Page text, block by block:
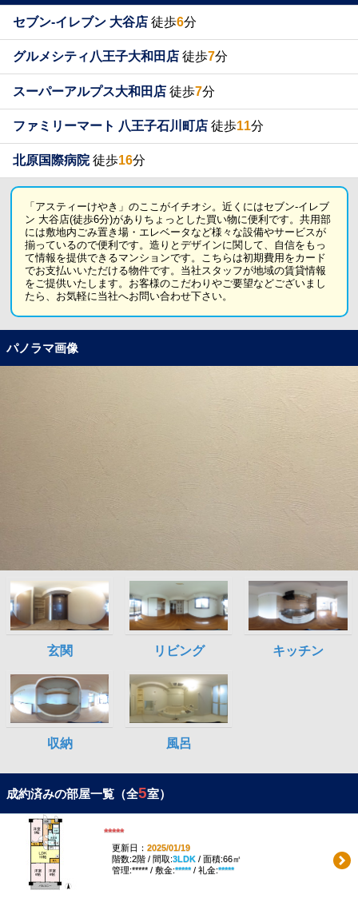
セブン-イレブン 大谷店 徒歩6分
グルメシティ八王子大和田店 徒歩7分
スーパーアルプス大和田店 徒歩7分
ファミリーマート 八王子石川町店 徒歩11分
北原国際病院徒歩16分
「アスティーけやき」のここがイチオシ。近くにはセブン-イレブ
ン 大谷店(徒歩6分)がありちょっとした買い物に便利です。共用部
には敷地内ごみ置き場・エレベータなど様々な設備やサービスが
揃っているので便利です。造りとデザインに関して、自信をもっ
て情報を提供できるマンションです。こちらは初期費用をカード
でお支払いいただける物件です。当社スタッフが地域の賃貸情報
をご提供いたします。お客様のこだわりやご要望などございまし
たら、お気軽に当社へお問い合わせ下さい。
パノラマ画像
成約済みの部屋一覧（全5室）
*****
更新日： 2025/01/19
階数:2階 / 間取:3LDK/ 面積:66㎡
管理:***** / 敷金:*****/ 礼金:*****